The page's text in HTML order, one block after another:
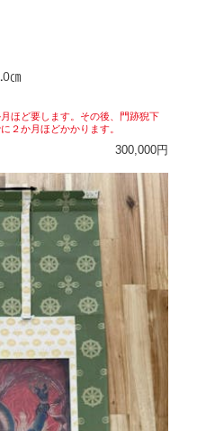
㎝
ほど要します。その後、門跡猊下
２か月ほどかかります。
300,000円